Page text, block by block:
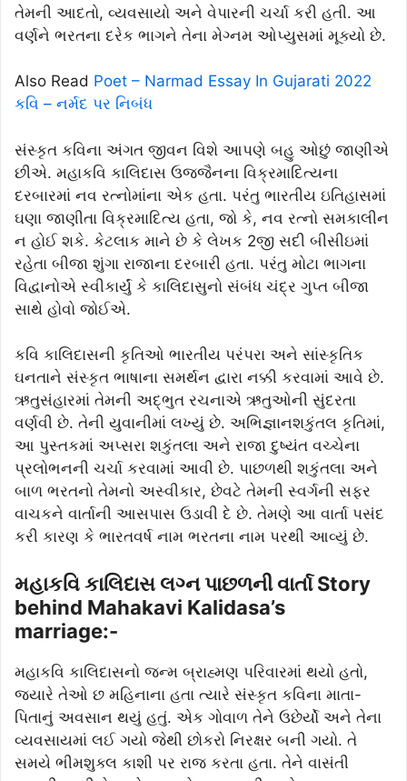
તેમની આદતો, વ્યવસાયો અને વેપારની ચર્ચા કરી હતી. આ
વર્ણને ભરતના દરેક ભાગને તેના મેગ્નમ ઓપ્યુસમાં મૂક્યો છે.
Also Read Poet – Narmad Essay In Gujarati 2022
કવિ – નર્મદ પર નિબંધ
સંસ્કૃત કવિના અંગત જીવન વિશે આપણે બહુ ઓછું જાણીએ
છીએ. મહાકવિ કાલિદાસ ઉજ્જૈનના વિક્રમાદિત્યના
દરબારમાં નવ રત્નોમાંના એક હતા. પરંતુ ભારતીય ઇતિહાસમાં
ઘણા જાણીતા વિક્રમાદિત્ય હતા, જો કે, નવ રત્નો સમકાલીન
ન હોઈ શકે. કેટલાક માને છે કે લેખક 2જી સદી બીસીઇમાં
રહેતા બીજા શુંગા રાજાના દરબારી હતા. પરંતુ મોટા ભાગના
વિદ્વાનોએ સ્વીકાર્યું કે કાલિદાસુનો સંબંધ ચંદ્ર ગુપ્ત બીજા
સાથે હોવો જોઈએ.
કવિ કાલિદાસની કૃતિઓ ભારતીય પરંપરા અને સાંસ્કૃતિક
ઘનતાને સંસ્કૃત ભાષાના સમર્થન દ્વારા નક્કી કરવામાં આવે છે.
ઋતુસંહારમાં તેમની અદ્ભુત રચનાએ ઋતુઓની સુંદરતા
વર્ણવી છે. તેની યુવાનીમાં લખ્યું છે. અભિજ્ઞાનશકુંતલ કૃતિમાં,
આ પુસ્તકમાં અપ્સરા શકુંતલા અને રાજા દુષ્યંત વચ્ચેના
પ્રલોભનની ચર્ચા કરવામાં આવી છે. પાછળથી શકુંતલા અને
બાળ ભરતનો તેમનો અસ્વીકાર, છેવટે તેમની સ્વર્ગની સફર
વાચકને વાર્તાની આસપાસ ઉડાવી દે છે. તેમણે આ વાર્તા પસંદ
કરી કારણ કે ભારતવર્ષ નામ ભરતના નામ પરથી આવ્યું છે.
મહાકવિ કાલિદાસ લગ્ન પાછળની વાર્તા Story
behind Mahakavi Kalidasa’s
marriage:-
મહાકવિ કાલિદાસનો જન્મ બ્રાહ્મણ પરિવારમાં થયો હતો,
જ્યારે તેઓ છ મહિનાના હતા ત્યારે સંસ્કૃત કવિના માતા-
પિતાનું અવસાન થયું હતું. એક ગોવાળ તેને ઉછેર્યો અને તેના
વ્યવસાયમાં લઈ ગયો જેથી છોકરો નિરક્ષર બની ગયો. તે
સમયે ભીમશુક્લ કાશી પર રાજ કરતા હતા. તેને વાસંતી